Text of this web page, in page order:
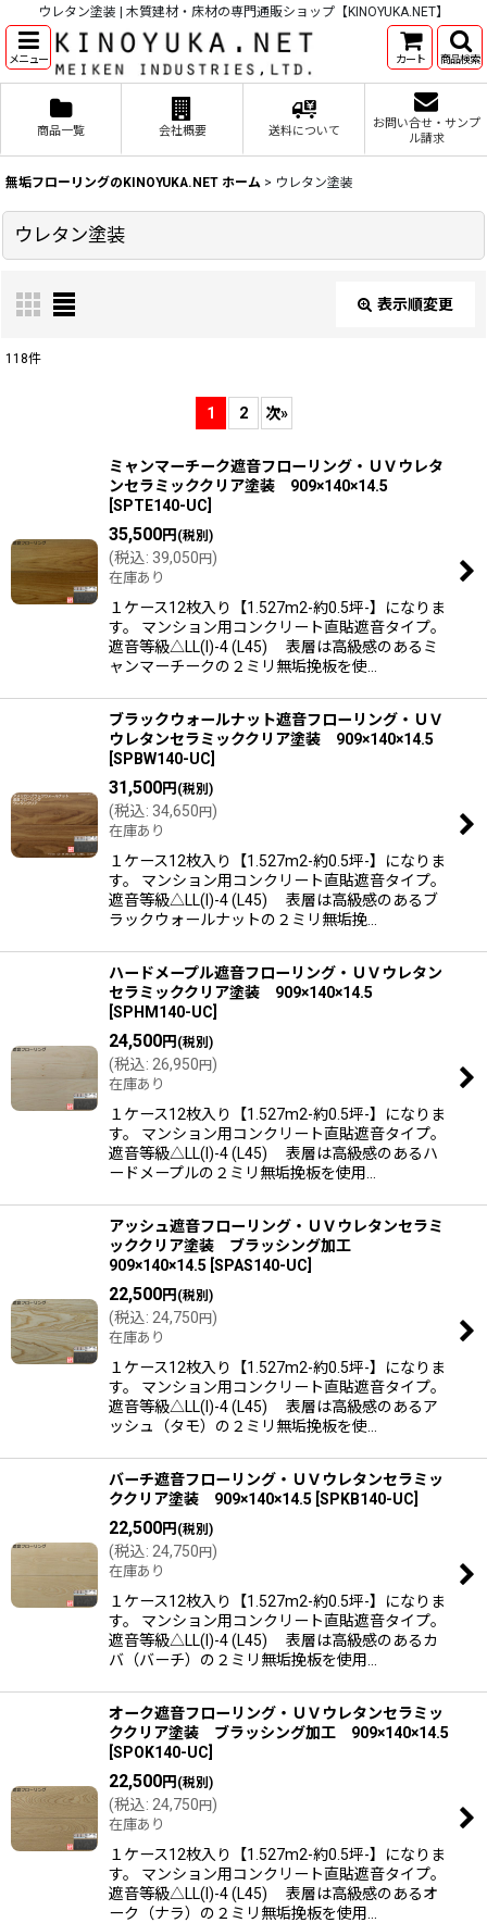
ウレタン塗装 | 木質建材・床材の専門通販ショップ【KINOYUKA.NET】
メニュー カート 商品検索
商品一覧 会社概要 送料について
お問い合せ・サンプ
ル請求
無垢フローリングのKINOYUKA.NET ホーム > ウレタン塗装
ウレタン塗装
表示順変更
118件
1 2 次»
ミャンマーチーク遮音フローリング・ＵＶウレタ
ンセラミッククリア塗装 909×140×14.5
SPTE140-UC
35,500円 (税別)
(税込: 39,050円)
在庫あり
１ケース12枚入り【1.527m2-約0.5坪-】になりま
す。 マンション用コンクリート直貼遮音タイプ。
遮音等級△LL(I)-4 (L45) 表層は高級感のあるミ
ャンマーチークの２ミリ無垢挽板を使…
ブラックウォールナット遮音フローリング・ＵＶ
ウレタンセラミッククリア塗装 909×140×14.5
SPBW140-UC
31,500円 (税別)
(税込: 34,650円)
在庫あり
１ケース12枚入り【1.527m2-約0.5坪-】になりま
す。 マンション用コンクリート直貼遮音タイプ。
遮音等級△LL(I)-4 (L45) 表層は高級感のあるブ
ラックウォールナットの２ミリ無垢挽…
ハードメープル遮音フローリング・ＵＶウレタン
セラミッククリア塗装 909×140×14.5
SPHM140-UC
24,500円 (税別)
(税込: 26,950円)
在庫あり
１ケース12枚入り【1.527m2-約0.5坪-】になりま
す。 マンション用コンクリート直貼遮音タイプ。
遮音等級△LL(I)-4 (L45) 表層は高級感のあるハ
ードメープルの２ミリ無垢挽板を使用…
アッシュ遮音フローリング・ＵＶウレタンセラミ
ッククリア塗装 ブラッシング加工
909×140×14.5 SPAS140-UC
22,500円 (税別)
(税込: 24,750円)
在庫あり
１ケース12枚入り【1.527m2-約0.5坪-】になりま
す。 マンション用コンクリート直貼遮音タイプ。
遮音等級△LL(I)-4 (L45) 表層は高級感のあるア
ッシュ（タモ）の２ミリ無垢挽板を使…
バーチ遮音フローリング・ＵＶウレタンセラミッ
ククリア塗装 909×140×14.5 SPKB140-UC
22,500円 (税別)
(税込: 24,750円)
在庫あり
１ケース12枚入り【1.527m2-約0.5坪-】になりま
す。 マンション用コンクリート直貼遮音タイプ。
遮音等級△LL(I)-4 (L45) 表層は高級感のあるカ
バ（バーチ）の２ミリ無垢挽板を使用…
オーク遮音フローリング・ＵＶウレタンセラミッ
ククリア塗装 ブラッシング加工 909×140×14.5
SPOK140-UC
22,500円 (税別)
(税込: 24,750円)
在庫あり
１ケース12枚入り【1.527m2-約0.5坪-】になりま
す。 マンション用コンクリート直貼遮音タイプ。
遮音等級△LL(I)-4 (L45) 表層は高級感のあるオ
ーク（ナラ）の２ミリ無垢挽板を使用…